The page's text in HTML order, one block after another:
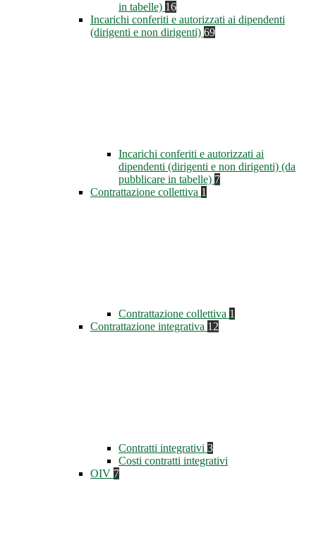
in tabelle) 16
Incarichi conferiti e autorizzati ai dipendenti
(dirigenti e non dirigenti) 69
Incarichi conferiti e autorizzati ai
dipendenti (dirigenti e non dirigenti) (da
pubblicare in tabelle) 7
Contrattazione collettiva 1
Contrattazione collettiva 1
Contrattazione integrativa 12
Contratti integrativi 3
Costi contratti integrativi
OIV 7